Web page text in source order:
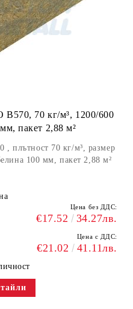
B570, 70 кг/м³, 1200/600
пакет 2,88 м²
, плътност 70 кг/м³, размер
100 мм, пакет 2,88 м²
Цена без ДДС:
€17.52 34.27лв.
Цена с ДДС:
€21.02 41.11лв.